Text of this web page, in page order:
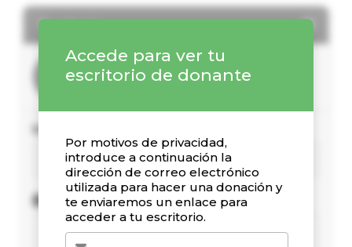
Accede para ver tu
escritorio de donante
Por motivos de privacidad,
introduce a continuación la
dirección de correo electrónico
utilizada para hacer una donación y
te enviaremos un enlace para
acceder a tu escritorio.
Escritorio
Donaciones recientes